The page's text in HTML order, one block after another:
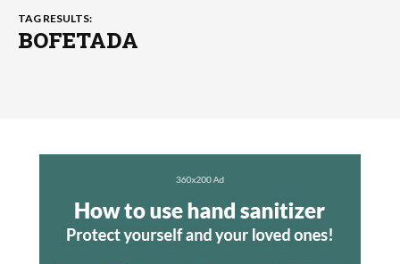
TAG RESULTS:
BOFETADA